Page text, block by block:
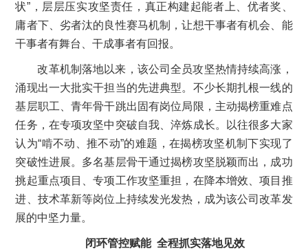
状”，层层压实攻坚责任，真正构建起能者上、优者奖、
庸者下、劣者汰的良性赛马机制，让想干事者有机会、能
干事者有舞台、干成事者有回报。
改革机制落地以来，该公司全员攻坚热情持续高涨，
涌现出一大批实干担当的先进典型。不少长期扎根一线的
基层职工、青年骨干跳出固有岗位局限，主动揭榜重难点
任务，在专项攻坚中突破自我、淬炼成长。以往很多大家
认为“啃不动、推不动”的难题，在揭榜攻坚机制下实现了
突破性进展。多名基层骨干通过揭榜攻坚脱颖而出，成功
挑起重点项目、专项工作攻坚重担，在降本增效、项目推
进、技术革新等岗位上持续发光发热，成为该公司改革发
展的中坚力量。
闭环管控赋能 全程抓实落地见效